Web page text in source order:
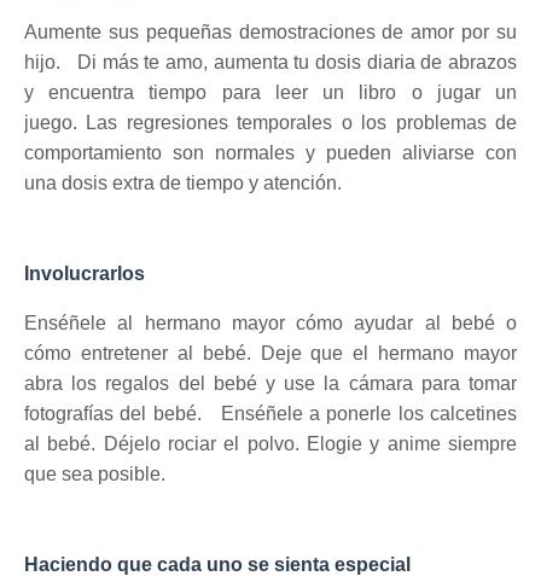
Aumente sus pequeñas demostraciones de amor por su
hijo.
Di más te amo, aumenta tu dosis diaria de abrazos
y encuentra tiempo para leer un libro o jugar un
juego.
Las regresiones temporales o
los problemas de
comportamiento son normales y pueden aliviarse con
una dosis extra de tiempo y atención.
Involucrarlos
Enséñele al hermano mayor cómo ayudar al bebé o
cómo entretener al bebé.
Deje que el hermano mayor
abra los regalos del bebé y use la cámara para tomar
fotografías del bebé.
Enséñele a ponerle los calcetines
al bebé. Déjelo rociar el polvo. Elogie y anime siempre
que sea posible.
Haciendo que cada uno se sienta especial